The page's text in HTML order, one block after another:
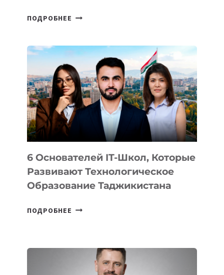
ПОДРОБНЕЕ СТАЛИ
ВНЕШНЕГО
ВИДА
НОВОГО
УСТРОЙСТВА
ОТ
OPENAI
6 Основателей IT-Школ, Которые
Развивают Технологическое
Образование Таджикистана
ПОДРОБНЕЕ 6
КОТОРЫЕ
РАЗВИВАЮТ